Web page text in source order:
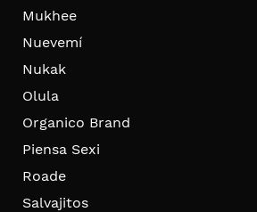
Mukhee
Nuevemí
Nukak
Olula
Organico Brand
Piensa Sexi
Roade
Salvajitos